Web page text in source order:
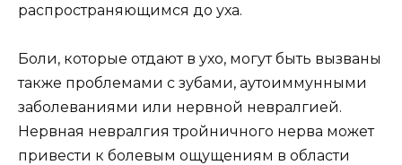
распространяющимся до уха.
Боли, которые отдают в ухо, могут быть вызваны
также проблемами с зубами, аутоиммунными
заболеваниями или нервной невралгией.
Нервная невралгия тройничного нерва может
привести к болевым ощущениям в области